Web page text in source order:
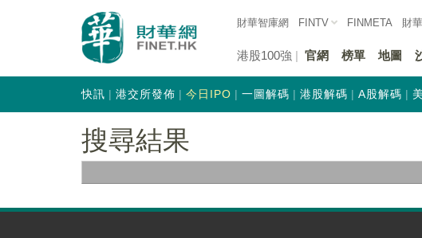
財華智庫網 FINTV FINMETA 財
港股100強 官網 榜單 地圖
快訊 港交所發佈 今日IPO 一圖解碼 港股解碼 A股解碼
搜尋結果